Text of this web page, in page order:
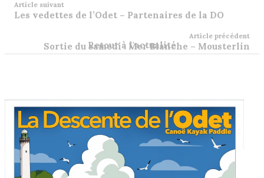
Article suivant
Les vedettes de l’Odet – Partenaires de la DO
Article précédent
Sortie du samedi : Mer Blanche – Mousterlin
Retour à l'actualité